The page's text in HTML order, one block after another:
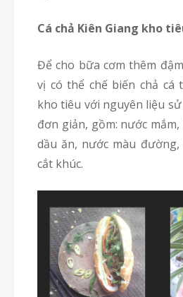
Cá chả Kiên Giang kho
Để cho bữa cơm thêm đậm đà hương vị, quý
vị có thể chế biến chả cá
kho tiêu với nguyên liệu
đơn giản, gồm: nước
dầu ăn, nước màu
cắt khúc.